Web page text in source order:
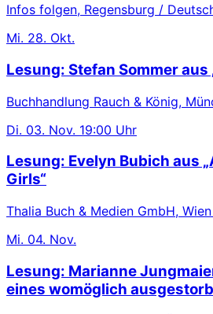
Infos folgen, Regensburg /
Mi. 28. Okt.
Lesung: Stefan Sommer aus
Buchhandlung Rauch & König,
Di. 03. Nov. 19:00 Uhr
Lesung: Evelyn Bubich aus
Girls“
Thalia Buch & Medien GmbH,
Mi. 04. Nov.
Lesung: Marianne
eines womöglich